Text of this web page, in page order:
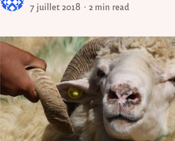
7 juillet 2018 2 min read